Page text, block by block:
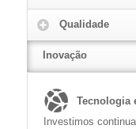
READ MORE
Qualidade
Inovação
Tecnologia
Investimos